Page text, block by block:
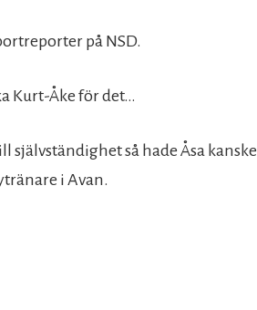
på NSD.
Kurt-Åke för det…
så hade Åsa kanske
i Avan.